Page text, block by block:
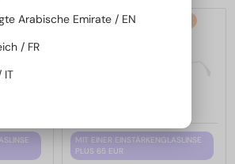
15% 2-4 WERKTAGE
MIT EINER EINSTÄRKENGLASLINSE
PLUS 65 EUR
Arabische Emirate / EN
/ FR
IT